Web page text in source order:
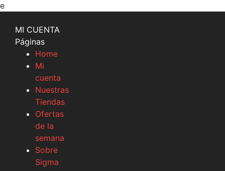
e
MI CUENTA
Páginas
Home
Mi
cuenta
Nuestras
Tiendas
Ofertas
de la
semana
Sobre
Sigma